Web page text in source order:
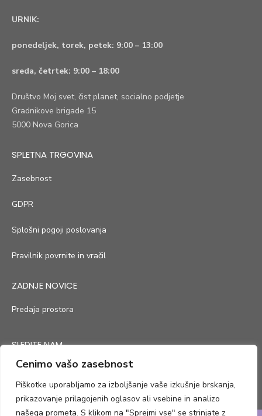
Cenimo vašo zasebnost
Piškotke uporabljamo za izboljšanje vaše izkušnje brskanja,
prikazovanje prilagojenih oglasov ali vsebine in analizo
našega prometa. S klikom na "Sprejmi vse" se strinjate z
URNIK:
ponedeljek, torek, petek: 9:00 – 13:00
sreda, četrtek: 9:00 – 18:00
Društvo Moj svet, čist planet, socialno podjetje
Gradnikove brigade 15
5000 Nova Gorica
SPLETNA TRGOVINA
Zasebnost
GDPR
Splošni pogoji poslovanja
Pravilnik povrnite in vračil
ZADNJE NOVICE
Predaja prostora
SLEDITE NAM